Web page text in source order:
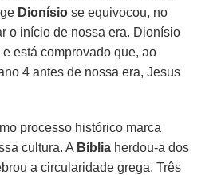
Dionísio se equivocou, no
o início de nossa era. Dionísio
está comprovado que, ao
4 antes de nossa era, Jesus
processo histórico marca
cultura. A Bíblia herdou-a dos
a circularidade grega. Três